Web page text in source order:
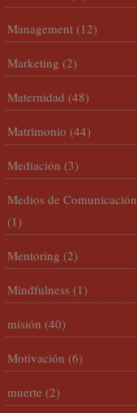
Management (12)
Marketing (2)
Maternidad (48)
Matrimonio (44)
Mediación (3)
Medios de Comunicación
(1)
Mentoring (2)
Mindfulness (1)
misión (40)
Motivación (6)
muerte (2)